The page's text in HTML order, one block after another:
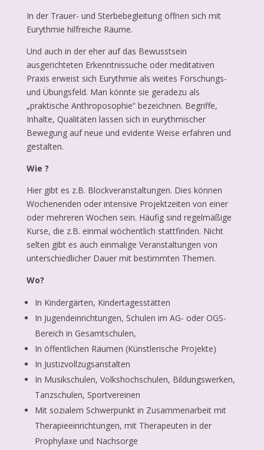
In der Trauer- und Sterbebegleitung öffnen sich mit
Eurythmie hilfreiche Räume.
Und auch in der eher auf das Bewusstsein
ausgerichteten Erkenntnissuche oder meditativen
Praxis erweist sich Eurythmie als weites Forschungs-
und Übungsfeld. Man könnte sie geradezu als
„praktische Anthroposophie“ bezeichnen. Begriffe,
Inhalte, Qualitäten lassen sich in eurythmischer
Bewegung auf neue und evidente Weise erfahren und
gestalten.
Wie ?
Hier gibt es z.B. Blockveranstaltungen. Dies können
Wochenenden oder intensive Projektzeiten von einer
oder mehreren Wochen sein. Häufig sind regelmäßige
Kurse, die z.B. einmal wöchentlich stattfinden. Nicht
selten gibt es auch einmalige Veranstaltungen von
unterschiedlicher Dauer mit bestimmten Themen.
Wo?
In Kindergärten, Kindertagesstätten
In Jugendeinrichtungen, Schulen im AG- oder OGS-
Bereich in Gesamtschulen,
In öffentlichen Räumen (Künstlerische Projekte)
In Justizvollzugsanstalten
In Musikschulen, Volkshochschulen, Bildungswerken,
Tanzschulen, Sportvereinen
Mit sozialem Schwerpunkt in Zusammenarbeit mit
Therapieeinrichtungen, mit Therapeuten in der
Prophylaxe und Nachsorge